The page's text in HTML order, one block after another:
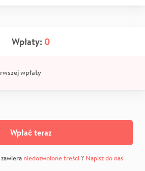
Wpłaty: 0
wpłaty
Wpłać teraz
niedozwolone treści? Napisz do nas